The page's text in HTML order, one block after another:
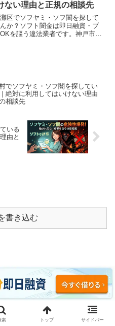
ない理由と正規の相談先
区でソフヤミ・ソフ闇を探して
か？ソフト闇金は即日融資・ブ
を謳う違法業者です。神戸市灘
でソフヤミ・ソフ闇を探してい
絶対に利用してはいけない理由
相談先
いる
由と
書き込む
るな｜即日融資・ブラッ
索 トップ サイドバー